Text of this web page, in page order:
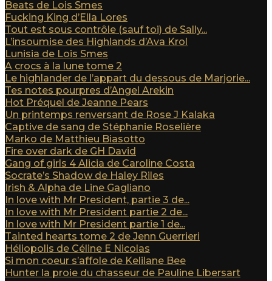
Beats de Lois Smes
Fucking King d’Ella Lores
Tout est sous contrôle (sauf toi) de Sally...
L’insoumise des Highlands d’Ava Krol
Lunisia de Lois Smes
A crocs à la lune tome 2
Le highlander de l’appart du dessous de Marjorie...
Tes notes pourpres d’Angel Arekin
Hot Préquel de Jeanne Pears
Un printemps renversant de Rose J Kalaka
Captive de sang de Stéphanie Roselière
Marko de Matthieu Biasotto
Fire over dark de GH David
Gang of girls 4 Alicia de Caroline Costa
Socrate’s Shadow de Haley Riles
Irish & Alpha de Line Gagliano
In love with Mr President, partie 3 de...
In love with Mr President partie 2 de...
In love with Mr President partie 1 de...
Tainted hearts tome 2 de Jenn Guerrieri
Héliopolis de Céline E Nicolas
Si mon coeur s’affole de Kelilane Bee
Hunter la proie du chasseur de Pauline Libersart